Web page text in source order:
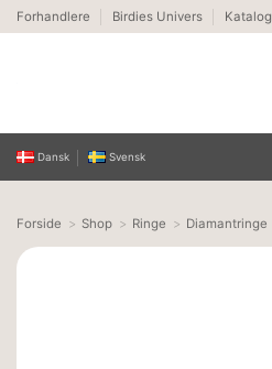
Fortsæt
til
Forhandlere Birdies Univers Katalog
Dansk Svensk
Forside Shop Ringe Diamantringe